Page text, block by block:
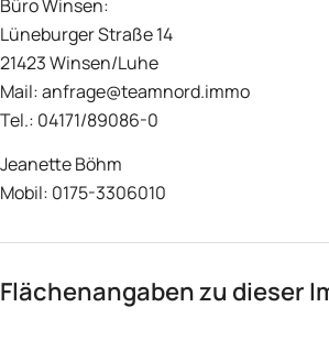
Büro Winsen:
Lüneburger Straße 14
21423 Winsen/Luhe
Mail: anfrage@teamnord.immo
Tel.: 04171/89086-0
Jeanette Böhm
Mobil: 0175-3306010
Flächenangaben zu dieser